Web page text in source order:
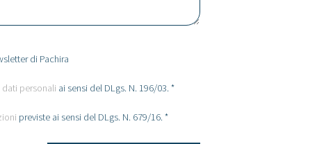
di Pachira
personali ai sensi del DLgs. N. 196/03. *
previste ai sensi del DLgs. N. 679/16. *